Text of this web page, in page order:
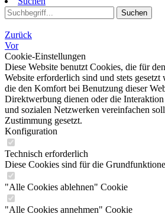
Suchen
Zurück
Vor
Cookie-Einstellungen
Diese Website benutzt Cookies, die für
Website erforderlich sind und stets
die den Komfort bei Benutzung dieser
Direktwerbung dienen oder die Interaktion
und sozialen Netzwerken vereinfachen
Zustimmung gesetzt.
Konfiguration
Technisch erforderlich
Diese Cookies sind für die
"Alle Cookies ablehnen" Cookie
"Alle Cookies annehmen" Cookie